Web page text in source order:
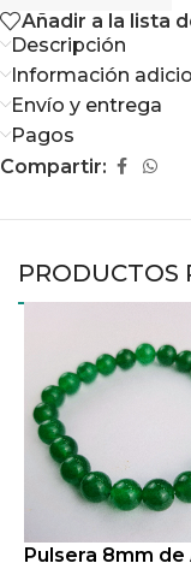
Añadir a la lista
Descripción
Información
Envío y entrega
Pagos
Compartir:
PRODUCTOS
Pulsera 8mm de